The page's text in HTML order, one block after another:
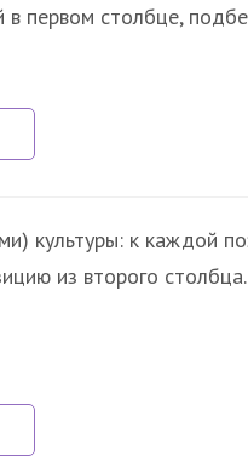
первом столбце,
культуры: к каждой
из второго столбца.